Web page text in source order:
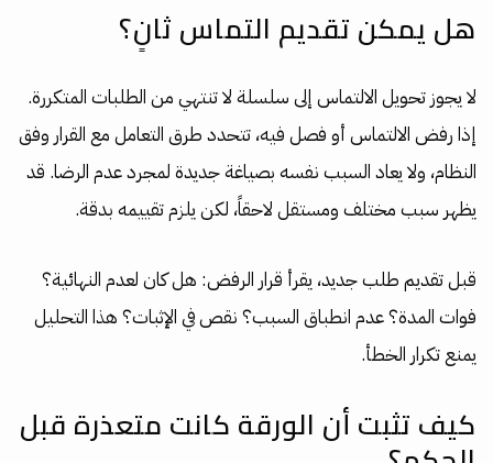
هل يمكن تقديم التماس ثانٍ؟
لا يجوز تحويل الالتماس إلى سلسلة لا تنتهي من الطلبات المتكررة.
إذا رفض الالتماس أو فصل فيه، تتحدد طرق التعامل مع القرار وفق
النظام، ولا يعاد السبب نفسه بصياغة جديدة لمجرد عدم الرضا. قد
يظهر سبب مختلف ومستقل لاحقاً، لكن يلزم تقييمه بدقة.
قبل تقديم طلب جديد، يقرأ قرار الرفض: هل كان لعدم النهائية؟
فوات المدة؟ عدم انطباق السبب؟ نقص في الإثبات؟ هذا التحليل
يمنع تكرار الخطأ.
كيف تثبت أن الورقة كانت متعذرة قبل